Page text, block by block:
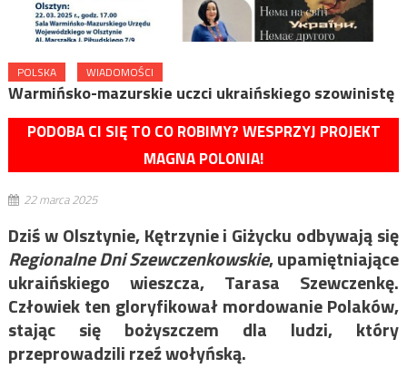
POLSKA WIADOMOŚCI
Warmińsko-mazurskie uczci ukraińskiego szowinistę
PODOBA CI SIĘ TO CO ROBIMY? WESPRZYJ PROJEKT
MAGNA POLONIA!
22 marca 2025
Dziś w Olsztynie, Kętrzynie i Giżycku odbywają się
Regionalne Dni Szewczenkowskie, upamiętniające
ukraińskiego wieszcza, Tarasa Szewczenkę.
Człowiek ten gloryfikował mordowanie Polaków,
stając się bożyszczem dla ludzi, który
przeprowadzili rzeź wołyńską.